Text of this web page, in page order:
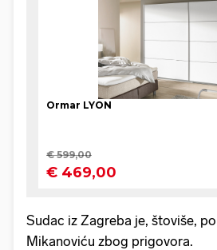
Sudac iz Zagreba je, štoviše,
Mikanoviću zbog prigovora.